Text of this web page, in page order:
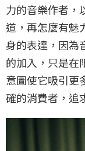
力的音樂作者，
道，再怎麼有魅
身的表達，因為
的加入，只是在
意圖使它吸引更
確的消費者，追